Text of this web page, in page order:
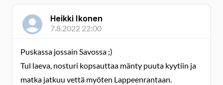
Heikki Ikonen
7.8.2022 22:00
Puskassa jossain Savossa ;)
Tul laeva, nosturi kopsauttaa mänty puuta kyytiin ja
matka jatkuu vettä myöten Lappeenrantaan.